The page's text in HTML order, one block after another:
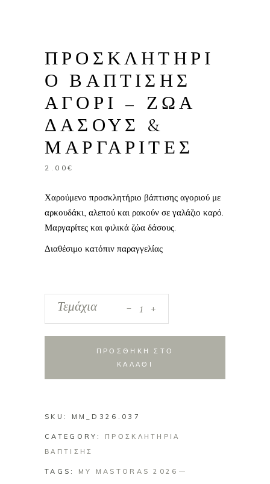
ΠΡΟΣΚΛΗΤΗΡΙ
Ο ΒΑΠΤΙΣΗΣ
ΑΓΟΡΙ – ΖΩΑ
ΔΑΣΟΥΣ &
ΜΑΡΓΑΡΙΤΕΣ
2.00€
Χαρούμενο προσκλητήριο βάπτισης αγοριού με
αρκουδάκι, αλεπού και ρακούν σε γαλάζιο καρό.
Μαργαρίτες και φιλικά ζώα δάσους.
Διαθέσιμο κατόπιν παραγγελίας
Προσκλητήριο
Δάσους
quantity
Τεμάχια +
ΠΡΟΣΘΗΚΗ ΣΤΟ
ΚΑΛΑΘΙ
SKU: MM_D326.037
CATEGORY: ΠΡΟΣΚΛΗΤΗΡΙΑ
ΒΑΠΤΙΣΗΣ
TAGS: MY MASTORAS 2026